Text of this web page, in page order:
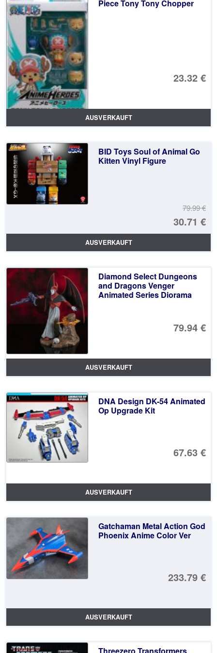
Piece Tony Tony Chopper
23.32 €
AUSVERKAUFT
BID Toys Soul of Animal Go
Kitten Vinyl Figure
79.99 €
30.71 €
AUSVERKAUFT
Diamond Select Dungeons
and Dragons Venger
Animated Series Diorama
79.94 €
AUSVERKAUFT
DNA Design DK-54 Animated
Op Upgrade Kit
67.63 €
AUSVERKAUFT
Gatchaman Metal Action God
Phoenix Anime Color Ver
233.79 €
AUSVERKAUFT
Threezero Transformers